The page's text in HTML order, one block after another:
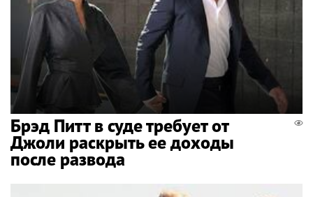
Брэд Питт в суде требует от
Джоли раскрыть ее доходы
после развода